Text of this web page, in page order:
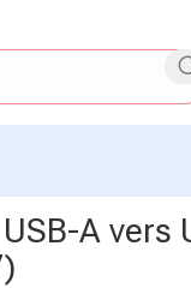
A vers